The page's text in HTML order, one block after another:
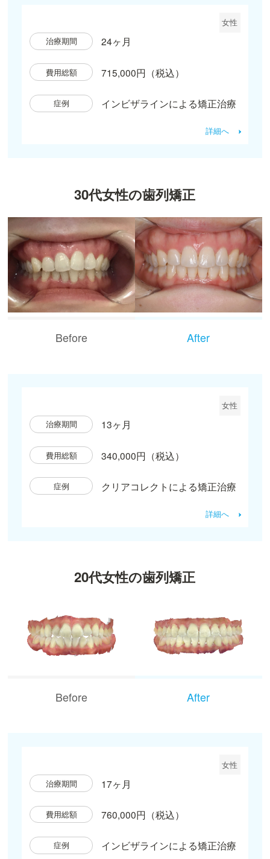
女性
治療期間
24ヶ月
費用総額 715,000円（税込）
症例 インビザラインによる矯正治療
詳細へ
30代女性の歯列矯正
Before After
女性
治療期間
13ヶ月
費用総額 340,000円（税込）
症例 クリアコレクトによる矯正治療
詳細へ
20代女性の歯列矯正
Before After
女性
治療期間
17ヶ月
費用総額 760,000円（税込）
症例 インビザラインによる矯正治療